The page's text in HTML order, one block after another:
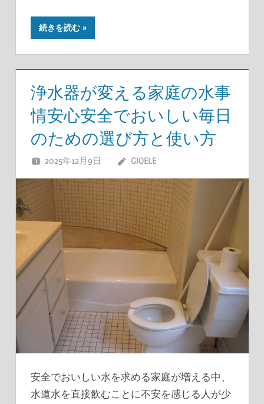
続きを読む
浄水器が変える家庭の水事
情安心安全でおいしい毎日
のための選び方と使い方
2025年12月9日 GIOELE
安全でおいしい水を求める家庭が増える中、
水道水を直接飲むことに不安を感じる人が少